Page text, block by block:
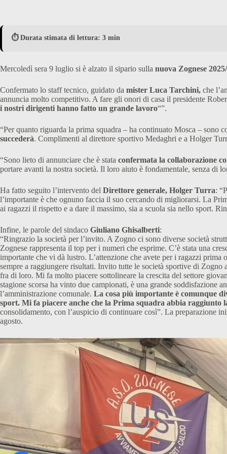
⏱️ Durata stimata di lettura: 3 min
Mercoledì sera 9 luglio si è alzato il sipario sulla nuova Zognese
Confermato lo staff tecnico, guidato da mister Luca Tarchini, che
annuncia molto competitivo. A fare gli onori di casa il presidente
i nostri dirigenti hanno fatto un grande lavoro“”.
“Per quanto riguarda la prima squadra – ha continuato Mosca – sono
succederà. Complimenti al direttore sportivo Medaghri e a Holger
“Sono lieto di annunciare che è stata confermata la collaborazione
portare avanti la nostra società. Il loro aiuto è fondamentale, senza di
Ha fatto seguito l’intervento del Direttore generale, Holger Turra:
l’importante è che ognuno faccia il suo cercando di migliorarsi. La
ai ragazzi il rispetto e a dare il massimo, sia a scuola sia nello sport.
Infine, le parole del sindaco Giuliano Ghisalberti:
“Ringrazio la società per l’invito. A Zogno ci sono diverse società
Zognese rappresenta il top per i numeri che esprime. C’è stata una
importante che vi dà lustro. L’attenzione che avete per i ragazzi prima
sempre a raggiungere risultati. Invito tutte le società sportive di Zogno
fra di loro. Mi fa molto piacere sottolineare la crescita del settore
stagione scorsa ha vinto due campionati, è una grande soddisfazione
l’amministrazione comunale. La cosa più importante è comunque
sport. Mi fa piacere anche che la Prima squadra abbia raggiunto
consolidamento, con l’auspicio di continuare così”. La preparazione
agosto.